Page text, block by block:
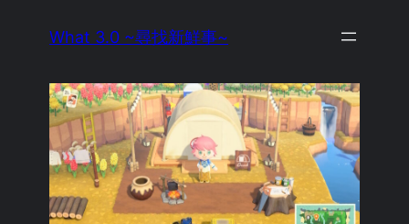
What 3.0 ~尋找新鮮事~